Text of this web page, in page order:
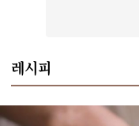
레시피